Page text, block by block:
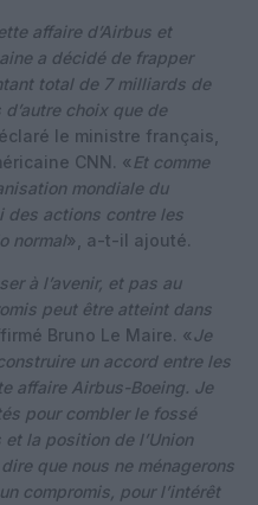
affaire d’Airbus et
a décidé de frapper
total de 7 milliards de
choix que de
le ministre français,
CNN. « Et comme
mondiale du
des actions contre les
normal», a-t-il ajouté.
à l’avenir, et pas au
peut être atteint dans
Bruno Le Maire. « Je
un accord entre les
affaire Airbus-Boeing. Je
pour combler le fossé
la position de l’Union
que nous ne ménagerons
compromis, pour l’intérêt